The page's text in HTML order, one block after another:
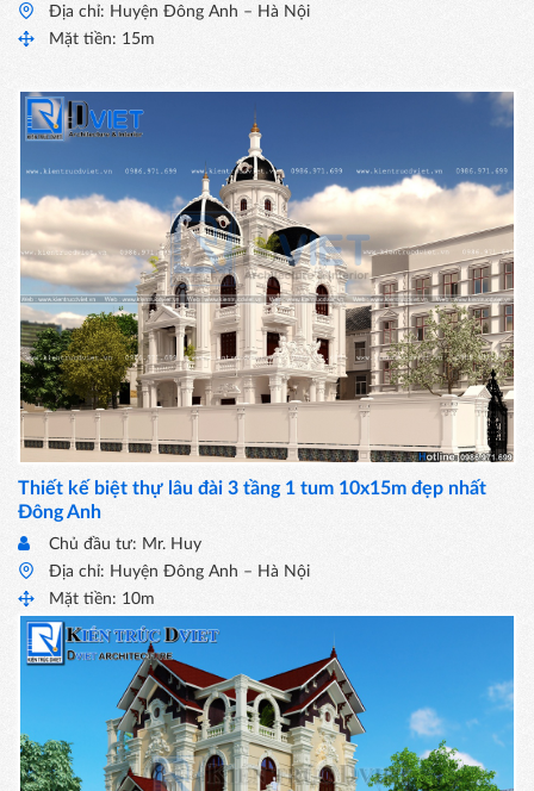
Địa chỉ: Huyện Đông Anh – Hà Nội
Mặt tiền: 15m
Thiết kế biệt thự lâu đài 3 tầng 1 tum 10x15m đẹp nhất
Đông Anh
Chủ đầu tư: Mr. Huy
Địa chỉ: Huyện Đông Anh – Hà Nội
Mặt tiền: 10m